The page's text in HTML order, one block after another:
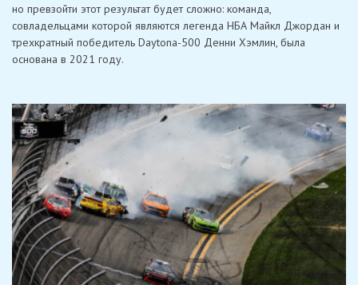
победу
своей
команды
в
Daytona-
будто
я
выиграл
чемпионат»
но превзойти этот результат будет сложно: команда,
совладельцами которой являются легенда НБА Майкл Джордан и
трехкратный победитель Daytona-500 Денни Хэмлин, была
основана в 2021 году.